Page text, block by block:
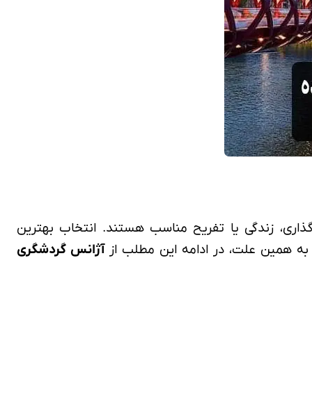
زندگی یا تفریح مناسب هستند. انتخاب بهترین
به همین علت، در ادامه این مطلب ازآژانس گردشگری